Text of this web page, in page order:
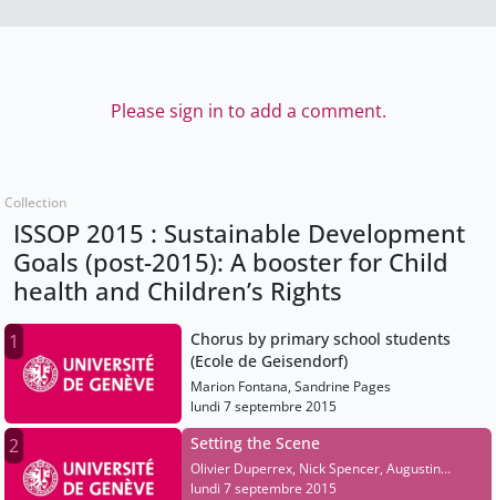
Please sign in to add a comment.
Collection
ISSOP 2015 : Sustainable Development
Goals (post-2015): A booster for Child
health and Children’s Rights
1
Chorus by primary school students
(Ecole de Geisendorf)
Marion Fontana, Sandrine Pages
lundi 7 septembre 2015
2 Setting the Scene
Olivier Duperrex, Nick Spencer, Augustin
Brutus Jaykumar
lundi 7 septembre 2015